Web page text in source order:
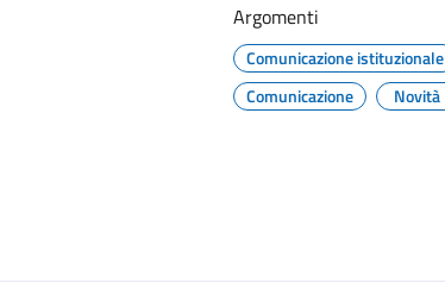
Argomenti
Comunicazione istituzionale
Comunicazione
Novità